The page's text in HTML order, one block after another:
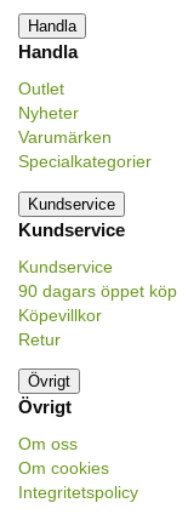
Handla
Handla
Outlet
Nyheter
Varumärken
Specialkategorier
Kundservice
Kundservice
Kundservice
90 dagars öppet köp
Köpevillkor
Retur
Övrigt
Övrigt
Om oss
Om cookies
Integritetspolicy